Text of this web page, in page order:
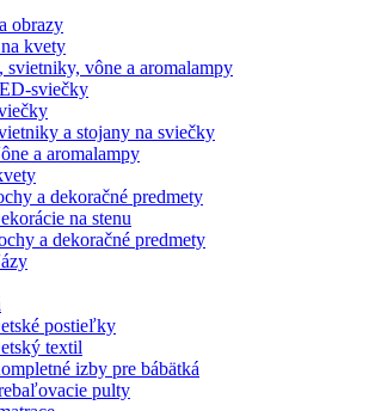
obrazy
kvety
svietniky, vône a aromalampy
sviečky
a stojany na sviečky
a aromalampy
a dekoračné predmety
na stenu
a dekoračné predmety
postieľky
textil
izby pre bábätká
pulty